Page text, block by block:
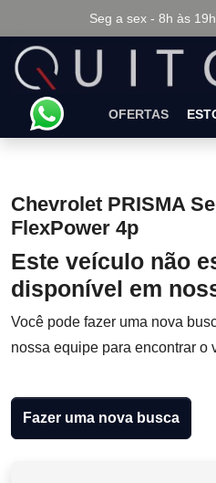
Seg a sex - 8h às
OFERTAS
Chevrolet PRISMA
FlexPower 4p
Este veículo não
disponível em
Você pode fazer uma nova
nossa equipe para encontrar o
Fazer uma nova busca